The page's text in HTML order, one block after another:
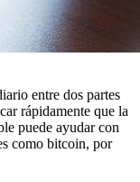
entre dos partes
rápidamente que la
puede ayudar con
como bitcoin, por